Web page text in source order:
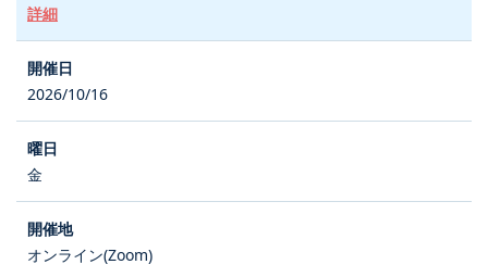
詳細
2026/10/16
金
オンライン(Zoom)